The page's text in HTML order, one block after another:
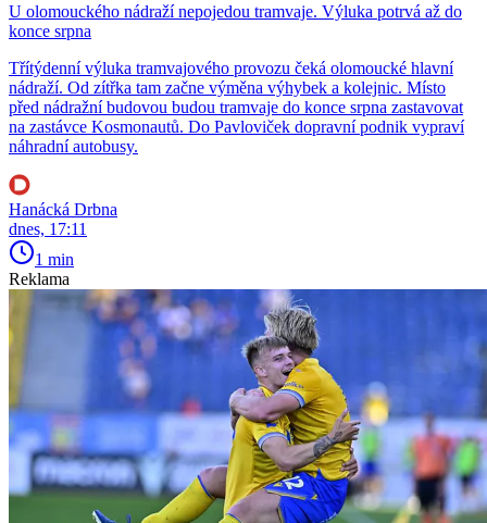
U olomouckého nádraží nepojedou tramvaje. Výluka potrvá až do
konce srpna
Třítýdenní výluka tramvajového provozu čeká olomoucké hlavní
nádraží. Od zítřka tam začne výměna výhybek a kolejnic. Místo
před nádražní budovou budou tramvaje do konce srpna zastavovat
na zastávce Kosmonautů. Do Pavloviček dopravní podnik vypraví
náhradní autobusy.
Hanácká Drbna
dnes, 17:11
1 min
Reklama